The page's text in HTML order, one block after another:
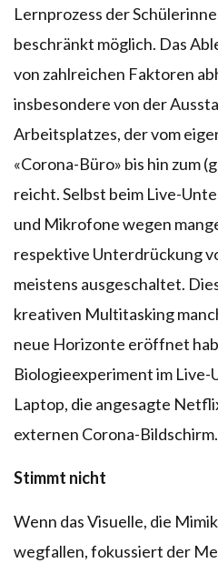
Lernprozess der
beschränkt möglich. Das
von zahlreichen Faktoren
insbesondere von der
Arbeitsplatzes, der vom
«Corona-Büro» bis hin zum
reicht. Selbst beim Live-
und Mikrofone wegen
respektive Unterdrückung
meistens ausgeschaltet.
kreativen Multitasking
neue Horizonte eröffnet
Biologieexperiment im
Laptop, die angesagte
externen Corona-Bildschirm.
Stimmt nicht
Wenn das Visuelle, die
wegfallen, fokussiert der